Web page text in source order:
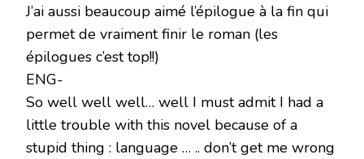
J’ai aussi beaucoup aimé l’épilogue à la fin qui
permet de vraiment finir le roman (les
épilogues c’est top!!)
ENG-
So well well well… well I must admit I had a
little trouble with this novel because of a
stupid thing : language … .. don’t get me wrong